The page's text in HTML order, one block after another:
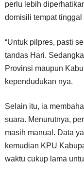
perlu lebih
domisili tempat tinggal
“Untuk pilpres, pasti
tandas Hari.
Provinsi maupun
kependudukan nya.
Selain itu, ia
suara. Menurutnya,
masih manual. Data
kemudian KPU
waktu cukup lama